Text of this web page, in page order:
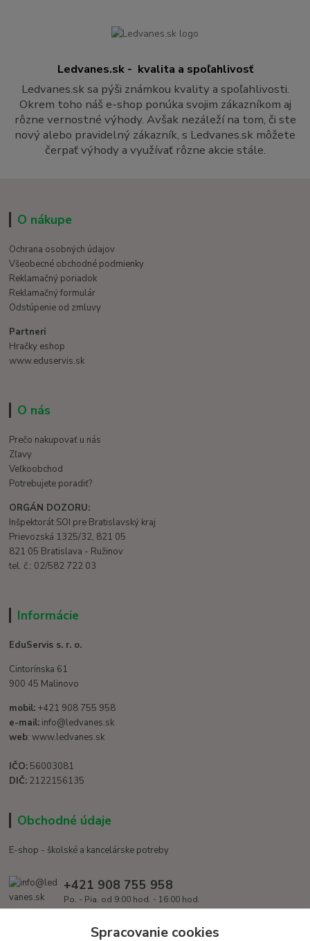
Ledvanes.sk - kvalita a spoľahlivosť
Ledvanes.sk sa pýši známkou kvality a spoľahlivosti.
Okrem toho náš e-shop ponúka svojim zákazníkom aj
rôzne vernostné výhody. Avšak nezáleží na tom, či ste
nový alebo pravidelný zákazník, s Ledvanes.sk môžete
čerpať výhody a využívať rôzne akcie stále.
O nákupe
Ochrana osobných údajov
Všeobecné obchodné podmienky
Reklamačný poriadok
Reklamačný formulár
Odstúpenie od zmluvy
Partneri
Hračky eshop
www.eduservis.sk
O nás
Prečo nakupovať u nás
Zľavy
Veľkoobchod
Potrebujete poradiť?
ORGÁN DOZORU:
Inšpektorát SOI pre Bratislavský kraj
Prievozská 1325/32, 821 05
821 05 Bratislava - Ružinov
tel. č.: 02/582 722 03
Informácie
EduServis s. r. o.
Cintorínska 61
900 45 Malinovo
mobil: +421 908 755 958
e-mail: info@ledvanes.sk
web: www.ledvanes.sk
IČO: 56003081
DIČ: 2122156135
Obchodné údaje
E-shop - školské a kancelárske potreby
+421 908 755 958
Po. - Pia. od 9:00 hod. - 16:00 hod.
info@ledvanes.skSpracovanie cookies